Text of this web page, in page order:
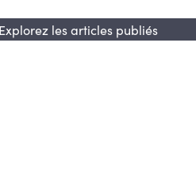
Explorez les articles publiés